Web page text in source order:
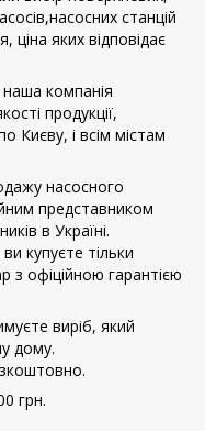
станцій
яких відповідає
компанія
продукції,
Києву, і всім містам
насосного
представником
в Україні.
купуєте тільки
з офіційною гарантією
виріб, який
дому.
грн.